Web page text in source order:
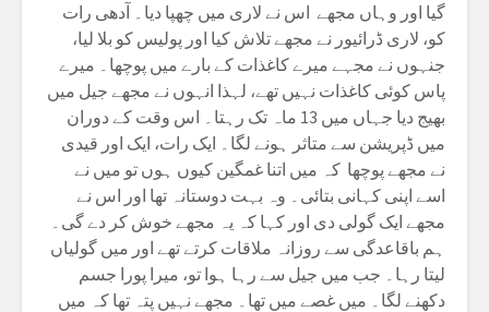
گیا اور وہاں مجھے اس نے لاری میں چھپا دیا۔ آدھی رات
کو، لاری ڈرائیور نے مجھے تلاش کیا اور پولیس کو بلا لیا،
جنہوں نے مجہے میرے کاغذات کے بارے میں پوچھا۔ میرے
پاس کوئی کاغذات نہیں تھے، لہذا انہوں نے مجھے جیل میں
بھیج دیا جہاں میں 13 ماہ تک رہتا۔ اس وقت کے دوران
میں ڈپریشن سے متاثر ہونے لگا۔ ایک رات، ایک اور قیدی
نے مجھے پوچھا کہ میں اتنا غمگین کیوں ہوں تو میں نے
اسے اپنی کہانی بتائی۔ وہ بہت دوستانہ تھا اور اس نے
مجھے ایک گولی دی اور کہا کہ یہ مجھے خوش کر دے گی۔
ہم باقاعدگی سے روزانہ ملاقات کرتے تھے اور میں گولیاں
لیتا رہا۔ جب میں جیل سے رہا ہوا تو، میرا پورا جسم
دکهنے لگا۔ میں غصے میں تھا۔ مجھے نہیں پتہ تھا کہ میں